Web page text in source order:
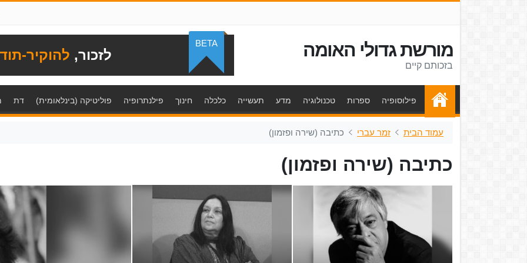
מורשת גדולי האומה
בזכותם קיים
לזכור, להוקיר-
BETA
פילוסופיה ספרות טכנולוגיה מדע תעשייה כלכלה חינוך פילנתרופיה פוליטיקה (בינלאומית) דת
עמוד הבית זמר עברי כתיבה (שירה ופזמון)
כתיבה (שירה ופזמון)